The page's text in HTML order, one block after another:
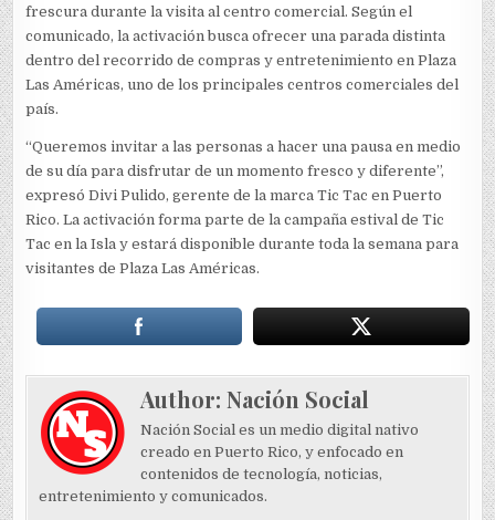
frescura durante la visita al centro comercial. Según el
comunicado, la activación busca ofrecer una parada distinta
dentro del recorrido de compras y entretenimiento en Plaza
Las Américas, uno de los principales centros comerciales del
país.
“Queremos invitar a las personas a hacer una pausa en medio
de su día para disfrutar de un momento fresco y diferente”,
expresó Divi Pulido, gerente de la marca Tic Tac en Puerto
Rico. La activación forma parte de la campaña estival de Tic
Tac en la Isla y estará disponible durante toda la semana para
visitantes de Plaza Las Américas.
Author:Nación Social
Nación Social es un medio digital nativo
creado en Puerto Rico, y enfocado en
contenidos de tecnología, noticias,
entretenimiento y comunicados.